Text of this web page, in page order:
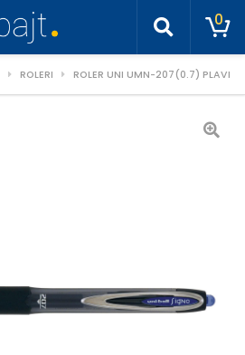
0
ROLERI ROLER UNI UMN-207(0.7) PLAVI